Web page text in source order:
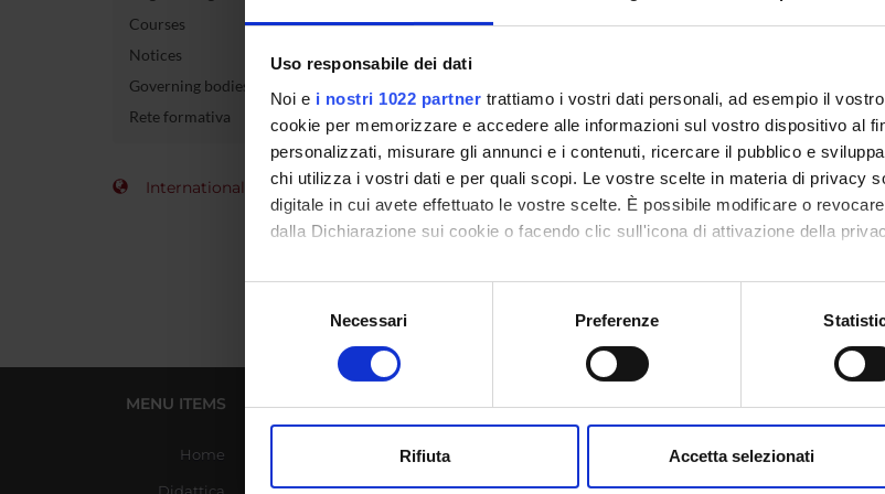
Uso responsabile dei dati
Noi e i nostri 1022 partner trattiamo i vostri dati personali, ad esempio il
cookie per memorizzare e accedere alle informazioni sul vostro dispositivo al
personalizzati, misurare gli annunci e i contenuti, ricercare il pubblico e
chi utilizza i vostri dati e per quali scopi. Le vostre scelte in materia di privacy
digitale in cui avete effettuato le vostre scelte. È possibile modificare o
dalla Dichiarazione sui cookie o facendo clic sull'icona di attivazione della
Con il tuo consenso, vorremmo anche:
raccogliere informazioni sulla tua posizione geografica, con
digitali).
modificare o ritirare il tuo consenso in qualsiasi momento dalla Dichiarazione
Necessari Preferenze
Rifiuta Accetta selezionati
Courses
Notices
Governing bodies
Rete formativa
International Students
Academic sector MED/27 -
MENU ITEMS
Home
USEFUL LINKS
Azienda Ospedaliera